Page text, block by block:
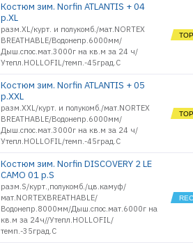
Костюм зим. Norfin ATLANTIS + 04
р.XL
разм.ХL/курт. и полукомб./мат.NORTEX
BREATHABLE/Водонепр.6000мм/
Дыш.спос.мат.3000г на кв.м за 24 ч/
Утепл.HOLLOFIL/темп.-45град.С
Костюм зим. Norfin ATLANTIS + 05
р.XXL
разм.XХL/курт. и полукомб./мат.NORTEX
BREATHABLE/Водонепр.6000мм/
Дыш.спос.мат.3000г на кв.м за 24 ч/
Утепл.HOLLOFIL/темп.-45град.С
Костюм зим. Norfin DISCOVERY 2 LE
CAMO 01 р.S
разм.S/курт.,полукомб./цв.камуф/
мат.NORTEXBREATHABLE/
Водонепр.8000мм/Дыш.спос.мат.6000г на
кв.м за 24ч//Утепл.HOLLOFIL/
темп.-35град.С